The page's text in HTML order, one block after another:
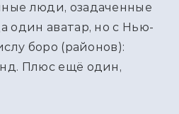
люди, озадаченные
один аватар, но с Нью-
боро (районов):
Плюс ещё один,